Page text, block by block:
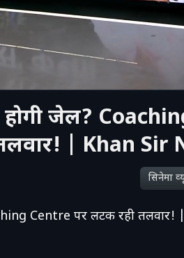
जेल?
| Khan Sir
सिनेमा
Centre पर लटक रही तलवार!